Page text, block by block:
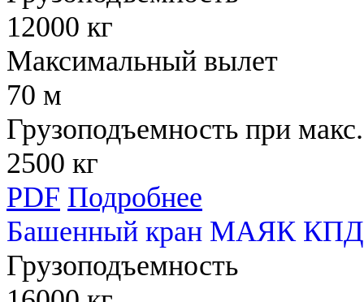
12000 кг
Максимальный вылет
70 м
Грузоподъемность при
2500 кг
PDF Подробнее
Башенный кран МАЯК КПД
Грузоподъемность